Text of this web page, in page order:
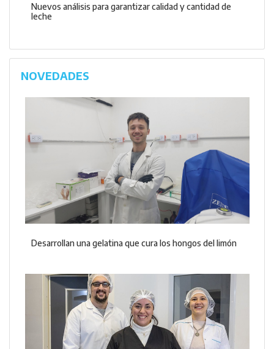
Nuevos análisis para garantizar calidad y cantidad de
leche
NOVEDADES
Desarrollan una gelatina que cura los hongos del limón